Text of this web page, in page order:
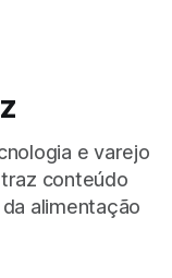
e varejo
conteúdo
alimentação